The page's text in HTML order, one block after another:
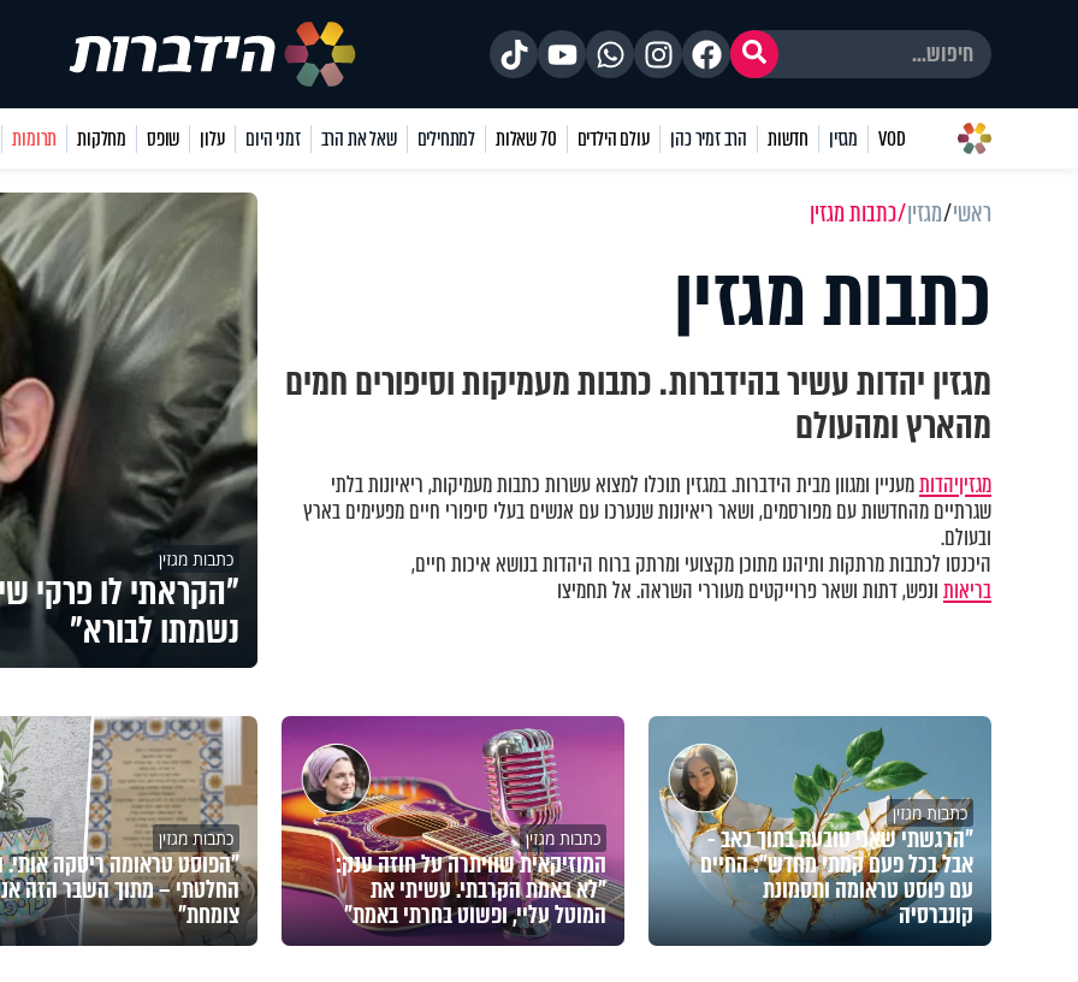
VOD מגזין חדשות הרב זמיר כהן עולם הילדים 70 שאלות למתחילים שאל את הרב זמני היום עלון שופס מחלקות תרומות
ראשי מגזין כתבות מגזין
כתבות מגזין
מגזין יהדות עשיר בהידברות. כתבות מעמיקות וסיפורים חמים
מהארץ ומהעולם
מגזיןיהדותמעניין ומגוון מבית הידברות. במגזין תוכלו למצוא עשרות כתבות מעמיקות, ריאיונות בלתי
שגרתיים מהחדשות עם מפורסמים, ושאר ריאיונות שנערכו עם אנשים בעלי סיפורי חיים מפעימים בארץ
ובעולם.
היכנסו לכתבות מרתקות ותיהנו מתוכן מקצועי ומרתק ברוח היהדות בנושא איכות חיים,
בריאותונפש, דתות ושאר פרוייקטים מעוררי השראה. אל תחמיצו
כתבות מגזין
"הקראתי לו פרקי
נשמתו לבורא"
כתבות מגזין
"הרגשתי שאני טובעת בתוך כאב -
אבל בכל פעם קמתי מחדש": החיים
עם פוסט טראומה ותסמונת
קונברסיה
כתבות מגזין
המוזיקאית שוויתרה על חוזה ענק:
"לא באמת הקרבתי. עשיתי את
המוטל עליי, ופשוט בחרתי באמת"
כתבות מגזין
"הפוסט טראומה ריסקה אותי.
החלטתי – מתוך השבר הזה
צומחת"